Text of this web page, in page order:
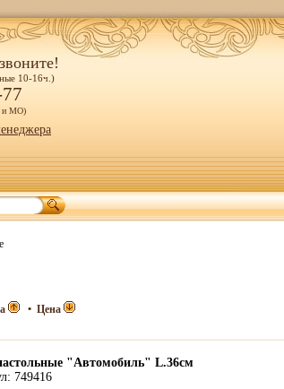
10-16ч.)
и МО)
• Цена
"Автомобиль" L.36см
749416